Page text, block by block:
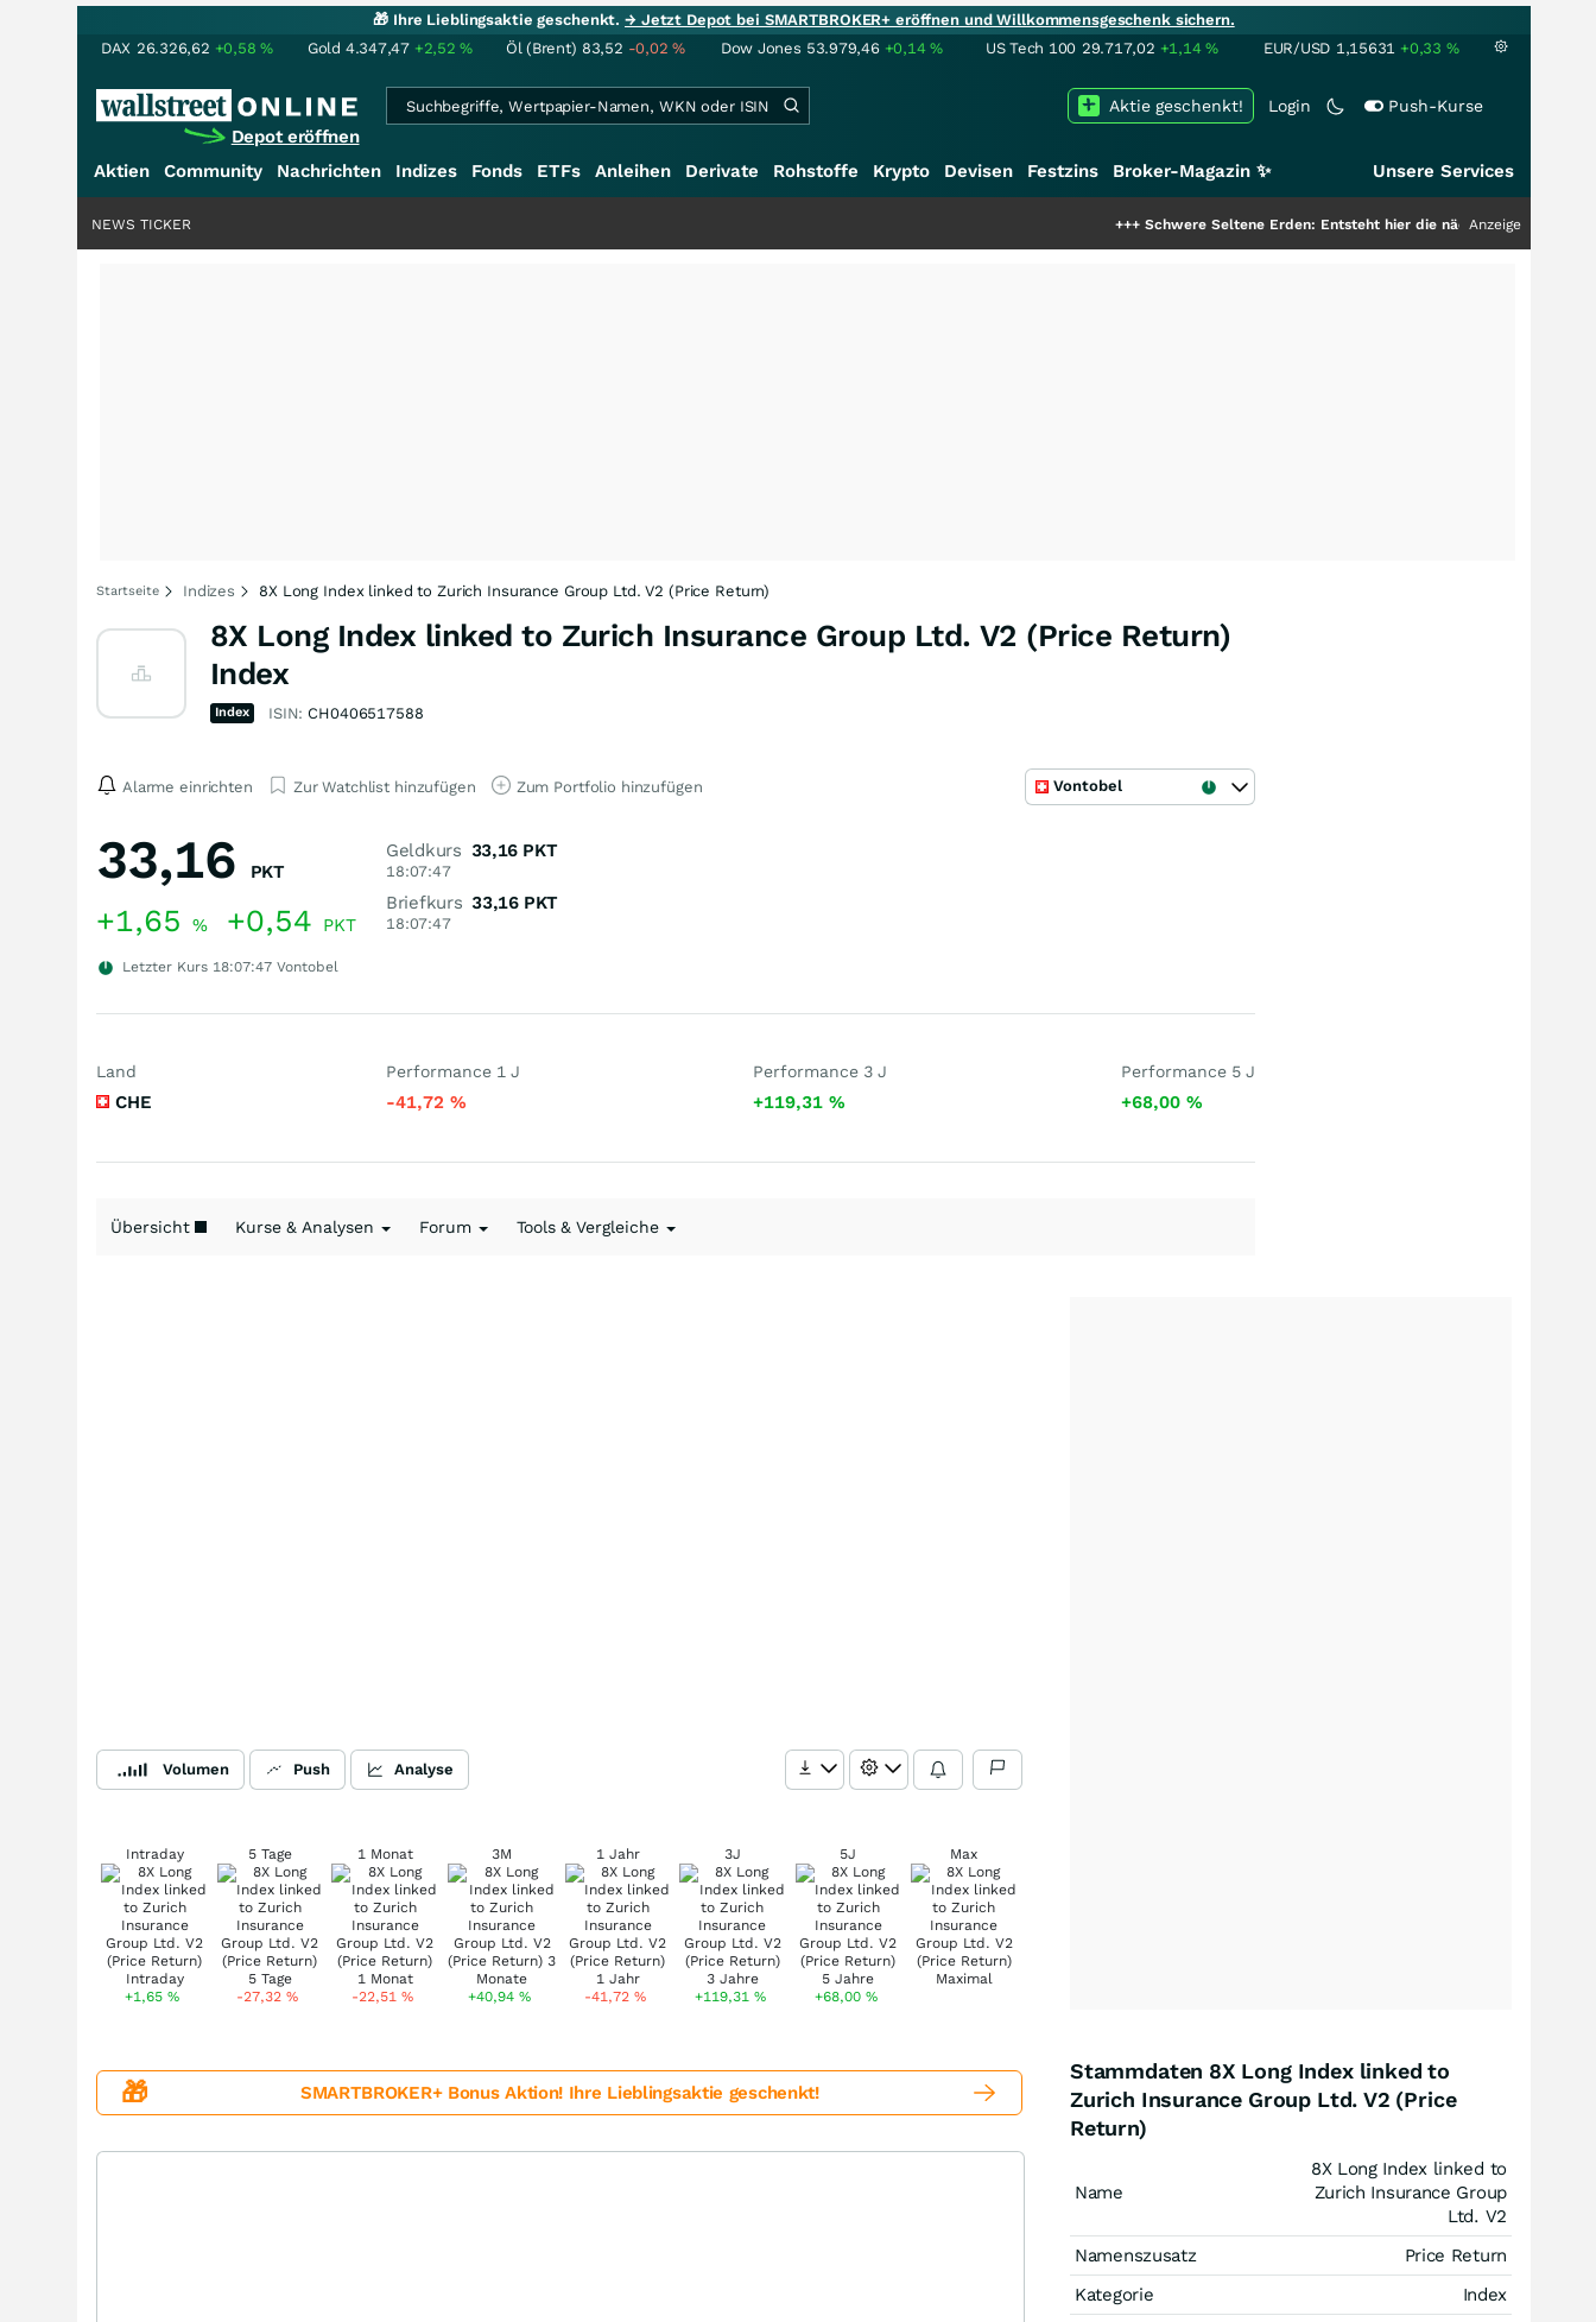
🎁 Ihre Lieblingsaktie geschenkt.→ Jetzt Depot bei SMARTBROKER+ eröffnen und Willkommensgeschenk sichern.
DAX 26.326,62 +0,58% Gold 4.347,47 +2,52% Öl (Brent) 83,52 -0,02% Dow Jones 53.979,46 +0,14% US Tech 100 29.717,02 +1,14% EUR/USD 1,15631 +0,33 %
Depot eröffnen
Login Push-Kurse
Aktie geschenkt!
Aktien Community Nachrichten Indizes Fonds ETFs Anleihen Derivate Rohstoffe Krypto Devisen Festzins Broker-Magazin ✨ Unsere Services
Schwere Seltene Erden: Entsteht hier die nächste Milliardenstory?+++
Anzeige
NEWS TICKER
Startseite Indizes 8X Long Index linked to Zurich Insurance Group Ltd. V2 (Price Return)
8X Long Index linked to Zurich Insurance Group Ltd. V2 (Price Return)
Index
Index ISIN: CH0406517588
Alarme einrichten Zur Watchlist hinzufügen Zum Portfolio hinzufügen Vontobel
33,16 PKT
+1,65 % +0,54 PKT
Letzter Kurs 18:07:47 Vontobel
Geldkurs
18:07:47
33,16 PKT
Briefkurs
18:07:47
33,16 PKT
Land
CHE
Performance 1 J
-41,72 %
Performance 3 J
+119,31%
Performance 5 J
+68,00 %
Übersicht Kurse & Analysen Forum Tools & Vergleiche
Volumen Push Analyse
Intraday
+1,65%
5 Tage
-27,32%
1 Monat
-22,51%
3M
+40,94%
1 Jahr
-41,72%
3J
+119,31 %
5J
+68,00 %
Max
🎁 SMARTBROKER+ Bonus Aktion! Ihre Lieblingsaktie geschenkt!
Stammdaten 8X Long Index linked to
Zurich Insurance Group Ltd. V2 (Price
Return)
Name
8X Long Index linked to
Zurich Insurance Group
Ltd. V2
Namenszusatz
Price Return
Kategorie
Index